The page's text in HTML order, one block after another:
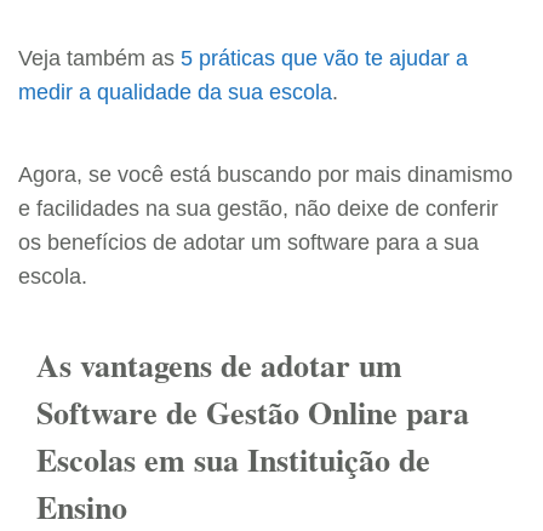
Veja também as 5 práticas que vão te ajudar a
medir a qualidade da sua escola.
Agora, se você está buscando por mais dinamismo
e facilidades na sua gestão, não deixe de conferir
os benefícios de adotar um software para a sua
escola.
As vantagens de adotar um
Software de Gestão Online para
Escolas em sua Instituição de
Ensino